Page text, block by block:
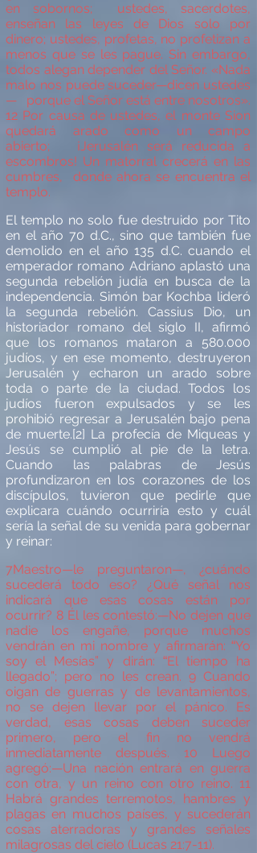
en sobornos;
ustedes, sacerdotes,
enseñan las leyes de Dios solo por
dinero; ustedes, profetas, no profetizan a
menos que se les pague. Sin embargo,
todos alegan depender del Señor. «Nada
malo nos puede suceder—dicen ustedes
—
porque el Señor está entre nosotros».
12 Por causa de ustedes, el monte Sion
quedará arado como un campo
abierto;
¡Jerusalén será reducida a
escombros! Un matorral crecerá en las
cumbres,
donde ahora se encuentra el
templo.
El templo no solo fue destruido por Tito
en el año 70 d.C., sino que también fue
demolido en el año 135 d.C. cuando el
emperador romano Adriano aplastó una
segunda rebelión judía en busca de la
independencia. Simón bar Kochba lideró
la segunda rebelión. Cassius Dio, un
historiador romano del siglo II, afirmó
que los romanos mataron a 580.000
judíos, y en ese momento, destruyeron
Jerusalén y echaron un arado sobre
toda o parte de la ciudad. Todos los
judíos fueron expulsados y se les
prohibió regresar a Jerusalén bajo pena
de muerte.[2] La profecía de Miqueas y
Jesús se cumplió al pie de la letra.
Cuando las palabras de Jesús
profundizaron en los corazones de los
discípulos, tuvieron que pedirle que
explicara cuándo ocurriría esto y cuál
sería la señal de su venida para gobernar
y reinar:
7Maestro—le preguntaron—, ¿cuándo
sucederá todo eso? ¿Qué señal nos
indicará que esas cosas están por
ocurrir? 8 Él les contestó:—No dejen que
nadie los engañe, porque muchos
vendrán en mi nombre y afirmarán: “Yo
soy el Mesías” y dirán: “El tiempo ha
llegado”; pero no les crean. 9 Cuando
oigan de guerras y de levantamientos,
no se dejen llevar por el pánico. Es
verdad, esas cosas deben suceder
primero, pero el fin no vendrá
inmediatamente después. 10
Luego
agregó:—Una nación entrará en guerra
con otra, y un reino con otro reino. 11
Habrá grandes terremotos, hambres y
plagas en muchos países, y sucederán
cosas aterradoras y grandes señales
milagrosas del cielo (Lucas 21:7-11).